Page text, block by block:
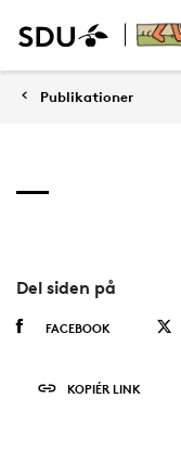
Publikationer
Del siden på
FACEBOOK
KOPIÉR LINK